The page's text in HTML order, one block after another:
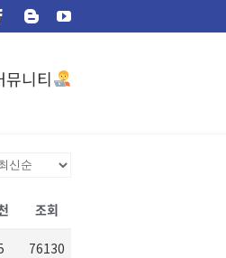
Facebook
BloggerYouTube
뮤니티
조회
76130